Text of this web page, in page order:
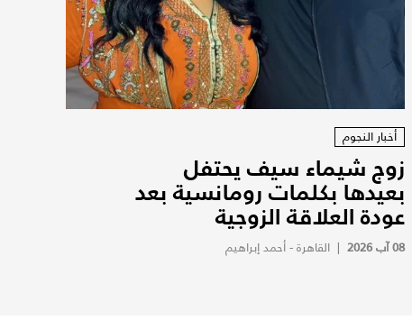
أخبار النجوم
زوج شيماء سيف يحتفل
بعيدها بكلمات رومانسية بعد
عودة العلاقة الزوجية
08 آب 2026 |القاهرة - أحمد إبراهيم